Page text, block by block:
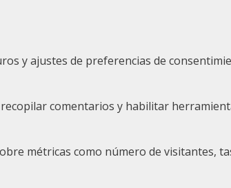
y ajustes de preferencias de
comentarios y habilitar
métricas como número de visitantes,